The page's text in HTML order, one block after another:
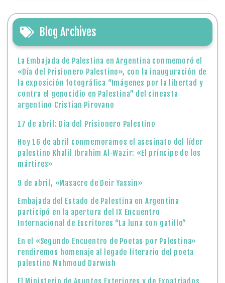
Blog Archives
La Embajada de Palestina en Argentina conmemoró el
«Día del Prisionero Palestino», con la inauguración de
la exposición fotográfica “Imágenes por la libertad y
contra el genocidio en Palestina” del cineasta
argentino Cristian Pirovano
17 de abril: Día del Prisionero Palestino
Hoy 16 de abril conmemoramos el asesinato del líder
palestino Khalil Ibrahim Al-Wazir: «El príncipe de los
mártires»
9 de abril, «Masacre de Deir Yassin»
Embajada del Estado de Palestina en Argentina
participó en la apertura del IX Encuentro
Internacional de Escritores “La luna con gatillo”
En el «Segundo Encuentro de Poetas por Palestina»
rendiremos homenaje al legado literario del poeta
palestino Mahmoud Darwish